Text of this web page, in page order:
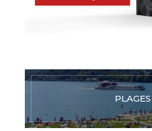
PLAGES